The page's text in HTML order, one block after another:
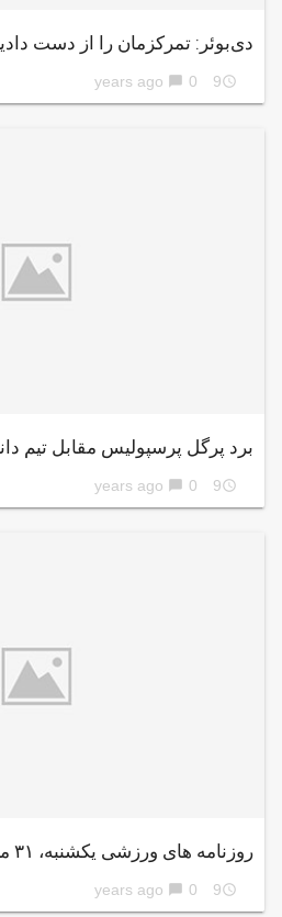
دی‌بوئر: تمرکزمان را از دست
access_time
9 years ago
chat_bubble 0
برد پرگل پرسپولیس مقابل تیم
access_time
9 years ago
chat_bubble 0
روزنامه های ورزشی یکشنبه، ۳۱ مرداد ۹۵
access_time
9 years ago
chat_bubble 0